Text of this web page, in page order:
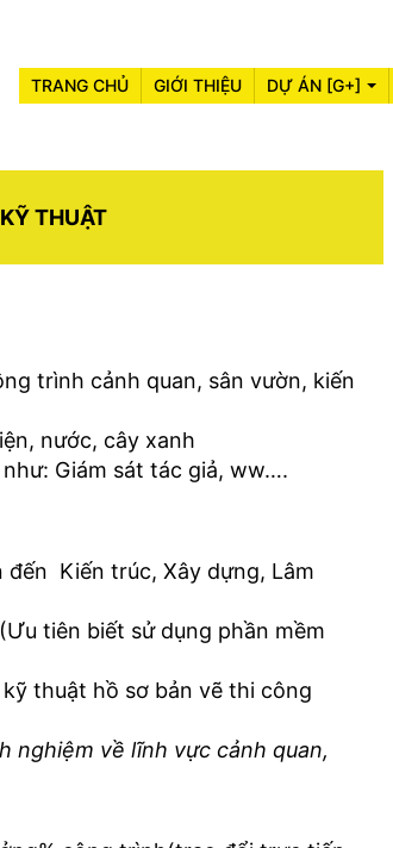
TRANG CHỦ GIỚI THIỆU DỰ ÁN [G+]
THUẬT
trình cảnh quan, sân vườn, kiến
nước, cây xanh
Giám sát tác giả, ww….
Kiến trúc, Xây dựng, Lâm
(Ưu tiên biết sử dụng phần mềm
thuật hồ sơ bản vẽ thi công
nghiệm về lĩnh vực cảnh quan,